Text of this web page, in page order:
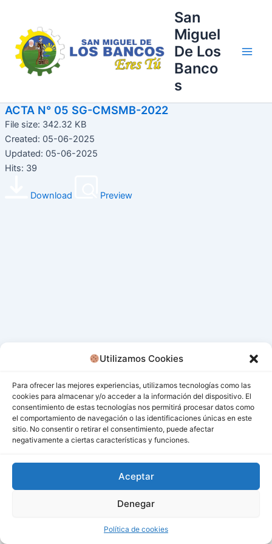
Utilizamos Cookies
Para ofrecer las mejores experiencias, utilizamos tecnologías como las
cookies para almacenar y/o acceder a la información del dispositivo. El
consentimiento de estas tecnologías nos permitirá procesar datos como
el comportamiento de navegación o las identificaciones únicas en este
sitio. No consentir o retirar el consentimiento, puede afectar
negativamente a ciertas características y funciones.
Aceptar
Denegar
Política de cookies
contenido
San
Miguel
De Los
Banco
s
ACTA N° 05 SG-CMSMB-2022
File size: 342.32 KB
Created: 05-06-2025
Updated: 05-06-2025
Hits: 39
Download Preview
Todos los derechos © 2026 San Miguel De Los Bancos |